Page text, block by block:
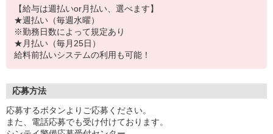
【給与は週払いor月払い、選べます】
★週払い（毎週水曜）
※勤務日数によって規定あり
★月払い（毎月25日）
給料前払いシステムの利用も可能！
応募方法
応募するボタンよりご応募ください。
また、電話応募でも受け付けております。